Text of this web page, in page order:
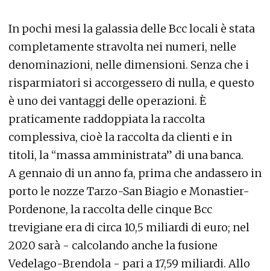
In pochi mesi la galassia delle Bcc locali è stata
completamente stravolta nei numeri, nelle
denominazioni, nelle dimensioni. Senza che i
risparmiatori si accorgessero di nulla, e questo
è uno dei vantaggi delle operazioni. È
praticamente raddoppiata la raccolta
complessiva, cioè la raccolta da clienti e in
titoli, la “massa amministrata” di una banca.
A gennaio di un anno fa, prima che andassero in
porto le nozze Tarzo-San Biagio e Monastier-
Pordenone, la raccolta delle cinque Bcc
trevigiane era di circa 10,5 miliardi di euro; nel
2020 sarà - calcolando anche la fusione
Vedelago-Brendola - pari a 17,59 miliardi. Allo